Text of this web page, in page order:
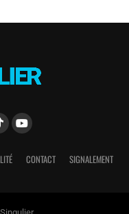
CONTACT SIGNALEMENT